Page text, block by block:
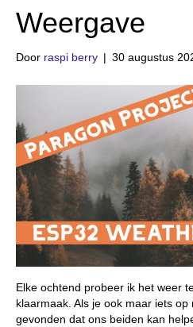
Weergave
Door raspi berry | 30 augustus
Elke ochtend probeer ik het weer
klaarmaak. Als je ook maar iets
gevonden dat ons beiden kan